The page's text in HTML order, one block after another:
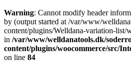
Warning: Cannot modify header
by (output started at /var/www/
content/plugins/Welldana-variation-list/
in /var/www/welldanatools.dk/
content/plugins/woocommerce/src/
on line 84